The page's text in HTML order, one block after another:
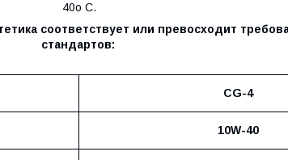
40о С.
соответствует или превосходит
стандартов:
CG-4
10W-40